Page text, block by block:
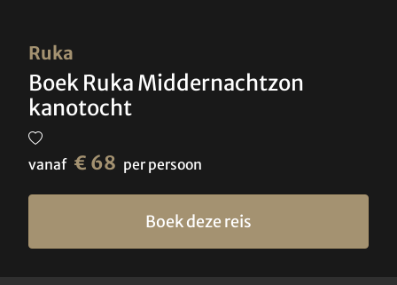
Ruka
Boek Ruka Middernachtzon
kanotocht
vanaf € 68 per persoon
Boek deze reis